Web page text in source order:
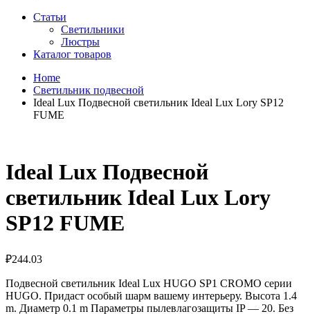
Статьи
Светильники
Люстры
Каталог товаров
Home
Светильник подвесной
Ideal Lux Подвесной светильник Ideal Lux Lory SP12
FUME
Ideal Lux Подвесной
светильник Ideal Lux Lory
SP12 FUME
₽244.03
Подвесной светильник Ideal Lux HUGO SP1 CROMO серии
HUGO. Придаст особый шарм вашему интерьеру. Высота 1.4
m. Диаметр 0.1 m Параметры пылевлагозащиты IP — 20. Без